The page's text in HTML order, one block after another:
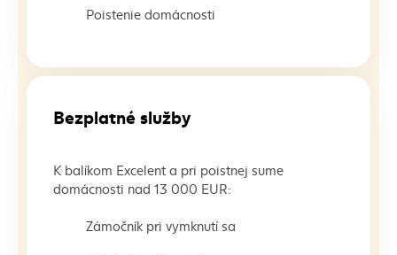
Poistenie domácnosti
Bezplatné služby
K balíkom Excelent a pri poistnej sume
domácnosti nad 13 000 EUR:
Zámočník pri vymknutí sa